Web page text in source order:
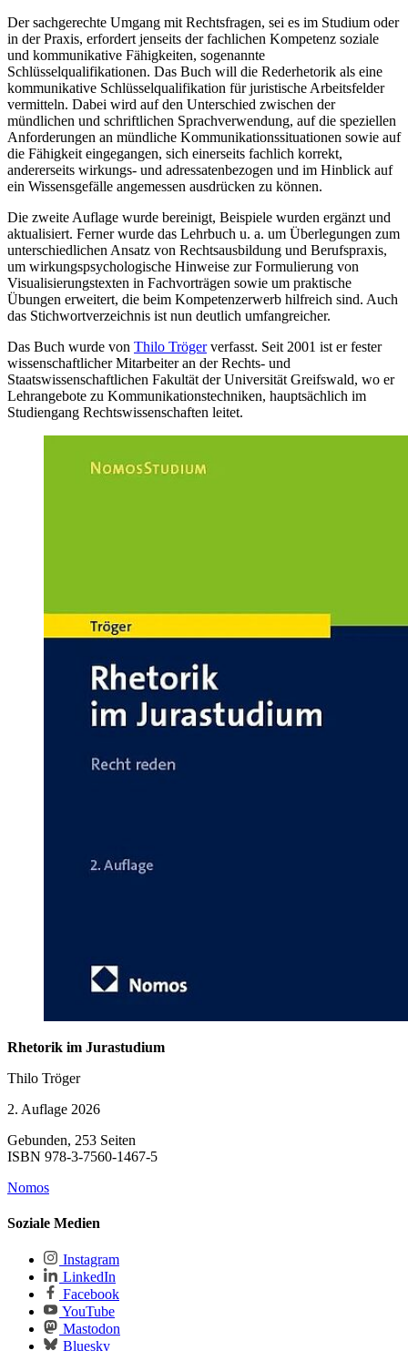
Der sachgerechte Umgang mit Rechtsfragen, sei es im Studium oder
in der Praxis, erfordert jenseits der fachlichen Kompetenz soziale
und kommunikative Fähigkeiten, sogenannte
Schlüsselqualifikationen. Das Buch will die Rederhetorik als eine
kommunikative Schlüsselqualifikation für juristische Arbeitsfelder
vermitteln. Dabei wird auf den Unterschied zwischen der
mündlichen und schriftlichen Sprachverwendung, auf die speziellen
Anforderungen an mündliche Kommunikationssituationen sowie auf
die Fähigkeit eingegangen, sich einerseits fachlich korrekt,
andererseits wirkungs- und adressatenbezogen und im Hinblick auf
ein Wissensgefälle angemessen ausdrücken zu können.
Die zweite Auflage wurde bereinigt, Beispiele wurden ergänzt und
aktualisiert. Ferner wurde das Lehrbuch u. a. um Überlegungen zum
unterschiedlichen Ansatz von Rechtsausbildung und Berufspraxis,
um wirkungspsychologische Hinweise zur Formulierung von
Visualisierungstexten in Fachvorträgen sowie um praktische
Übungen erweitert, die beim Kompetenzerwerb hilfreich sind. Auch
das Stichwortverzeichnis ist nun deutlich umfangreicher.
Das Buch wurde von Thilo Trögerverfasst. Seit 2001 ist er fester
wissenschaftlicher Mitarbeiter an der Rechts- und
Staatswissenschaftlichen Fakultät der Universität Greifswald, wo er
Lehrangebote zu Kommunikationstechniken, hauptsächlich im
Studiengang Rechtswissenschaften leitet.
Rhetorik im Jurastudium
Thilo Tröger
2. Auflage 2026
Gebunden, 253 Seiten
ISBN 978-3-7560-1467-5
Nomos
Soziale Medien
Instagram
LinkedIn
Facebook
YouTube
Mastodon
Bluesky